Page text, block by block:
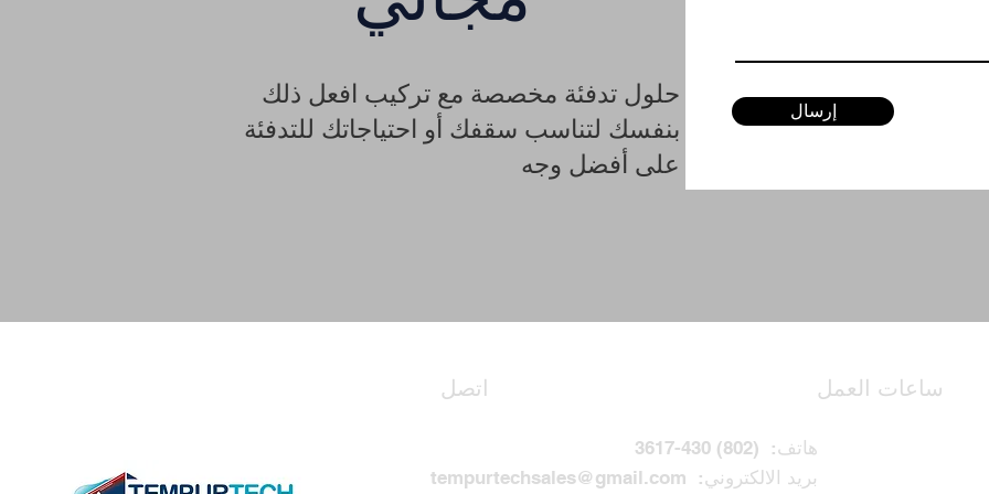
حلول تدفئة مخصصة مع تركيب افعل ذلك
بنفسك لتناسب سقفك أو احتياجاتك للتدفئة
على أفضل وجه
إرسال
اتصل
هاتف:
(802) 430-3617
بريد الالكتروني:
tempurtechsales@gmail.com
ساعات العمل